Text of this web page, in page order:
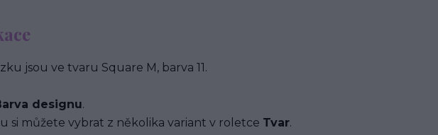
jsou ve tvaru Square M, barva 11.
designu.
si můžete vybrat z několika variant v roletce Tvar.